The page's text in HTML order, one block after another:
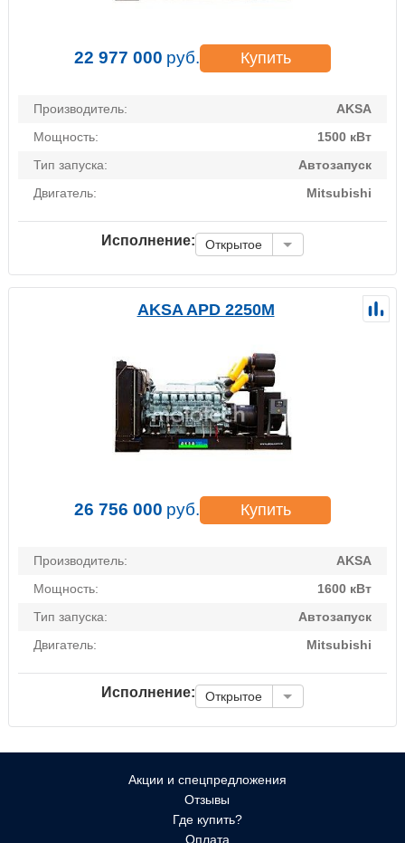
22 977 000 руб. Купить
Производитель:
AKSA
Мощность:
1500 кВт
Тип запуска:
Автозапуск
Двигатель:
Mitsubishi
Исполнение: Открытое
AKSA APD 2250M
26 756 000 руб. Купить
Производитель:
AKSA
Мощность:
1600 кВт
Тип запуска:
Автозапуск
Двигатель:
Mitsubishi
Исполнение: Открытое
Акции и спецпредложения
Отзывы
Где купить?
Оплата